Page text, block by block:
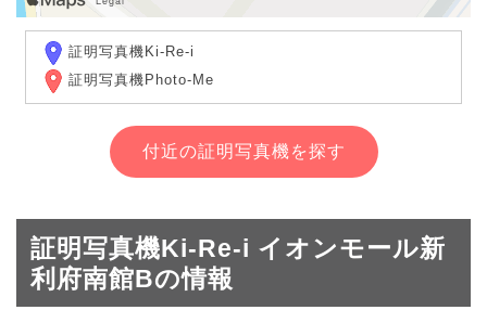
証明写真機Ki-Re-i
証明写真機Photo-Me
付近の証明写真機を探す
証明写真機Ki-Re-i イオンモール新
利府南館Bの情報